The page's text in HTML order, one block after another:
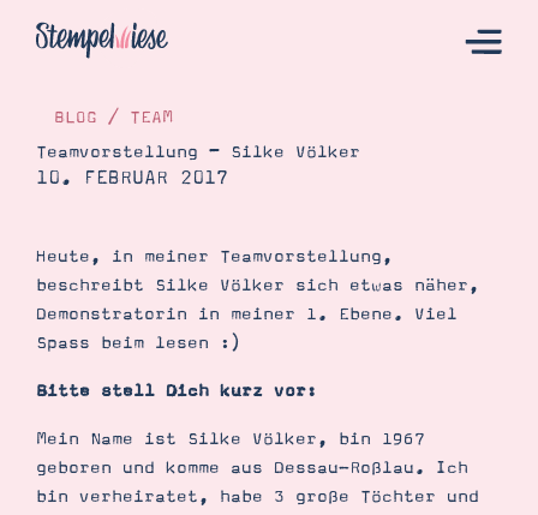
Katalog
Bestellen
Kontakt
BLOG / TEAM
Teamvorstellung – Silke Völker
10. FEBRUAR 2017
Heute, in meiner Teamvorstellung,
beschreibt Silke Völker sich etwas näher,
Demonstratorin in meiner 1. Ebene. Viel
Spass beim lesen :)
Bitte stell Dich kurz vor:
Mein Name ist Silke Völker, bin 1967
geboren und komme aus Dessau-Roßlau. Ich
bin verheiratet, habe 3 große Töchter und